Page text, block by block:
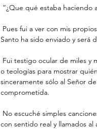
“¿Que qué estaba haciendo
Santo ha sido enviado y será
o teologías para mostrar
sinceramente sólo al Señor
comprometida.
con sentido real y llamados